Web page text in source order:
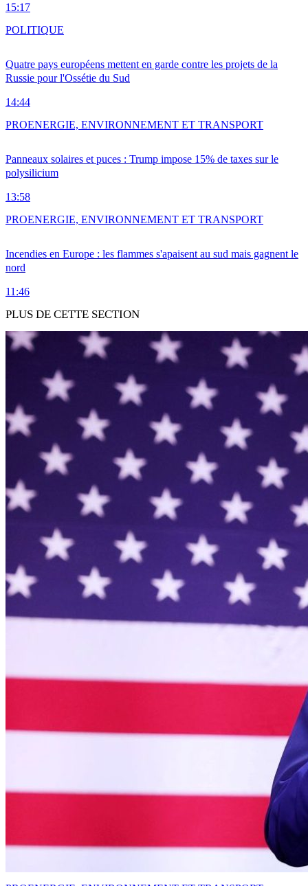
15:17
Quatre pays européens mettent en garde contre les projets de la
Russie pour l'Ossétie du Sud
14:44
POLITIQUE
Panneaux solaires et puces : Trump impose 15% de taxes sur le
polysilicium
13:58
PROENERGIE, ENVIRONNEMENT ET TRANSPORT
Incendies en Europe : les flammes s'apaisent au sud mais gagnent le
nord
11:46
PROENERGIE, ENVIRONNEMENT ET TRANSPORT
PLUS DE CETTE SECTION